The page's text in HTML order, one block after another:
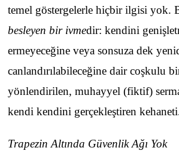
temel göstergelerle hiçbir ilgisi yok.
besleyen bir ivmedir: kendini
ermeyeceğine veya sonsuza dek
canlandırılabileceğine dair coşkulu
yönlendirilen, muhayyel (fiktif)
kendi kendini gerçekleştiren
Trapezin Altında Güvenlik Ağı Yok